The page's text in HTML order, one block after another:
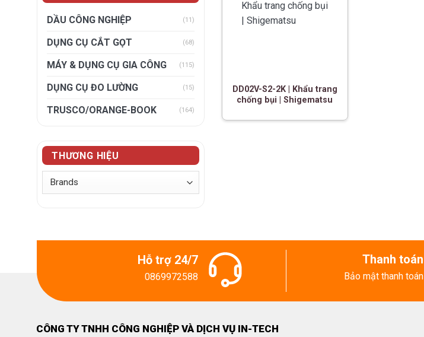
DẦU CÔNG NGHIỆP (11)
DỤNG CỤ CẮT GỌT (68)
MÁY & DỤNG CỤ GIA CÔNG (115)
DỤNG CỤ ĐO LƯỜNG (15)
TRUSCO/ORANGE-BOOK (164)
THƯƠNG HIỆU
DD02V-S2-2K | Khẩu trang
chống bụi | Shigematsu
Hỗ trợ 24/7
0869972588
Thanh toán
Bảo mật thanh toán
CÔNG TY TNHH CÔNG NGHIỆP VÀ DỊCH VỤ IN-TECH